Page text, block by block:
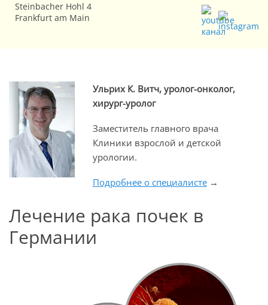
Steinbacher Hohl 4
Frankfurt am Main
Ульрих К. Витч, уролог-онколог,
хирург-уролог
Заместитель главного врача
Клиники взрослой и детской
урологии.
Подробнее о специалисте→
Лечение рака почек в
Германии